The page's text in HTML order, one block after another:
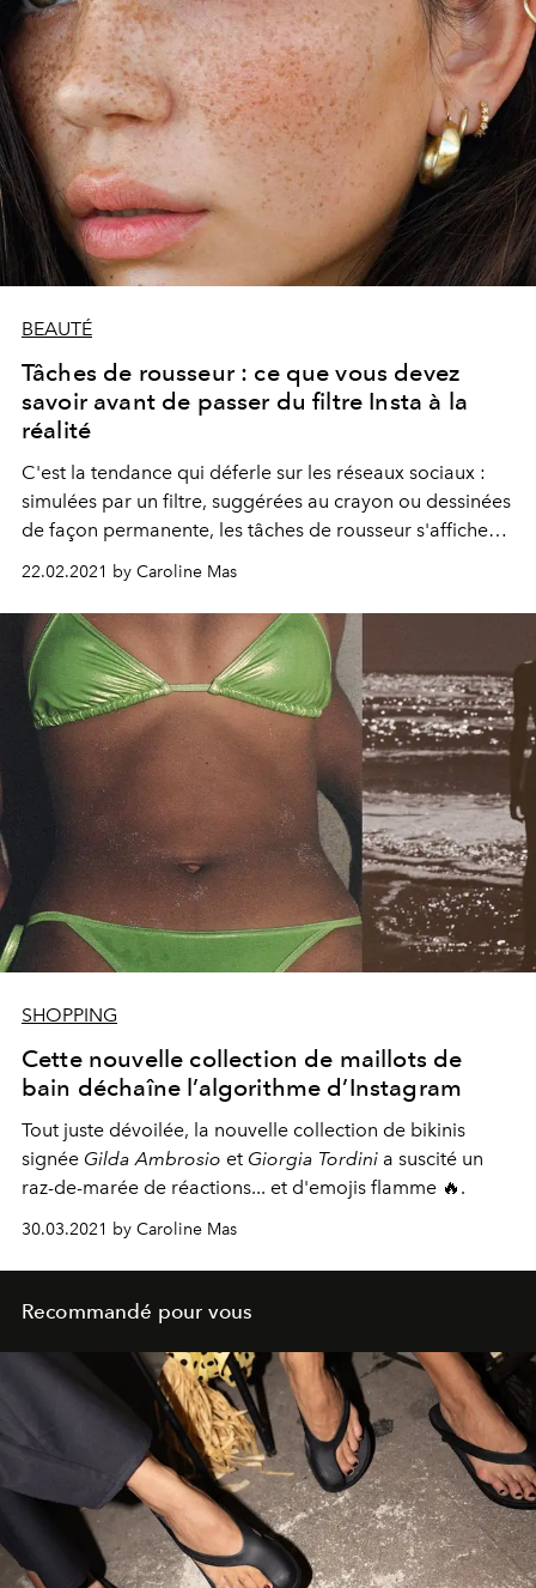
BEAUTÉ
Tâches de rousseur : ce que vous devez
savoir avant de passer du filtre Insta à la
réalité
C'est la tendance qui déferle sur les réseaux sociaux :
simulées par un filtre, suggérées au crayon ou dessinées
de façon permanente, les tâches de rousseur s'affichent
sur de nombreux visages, dont celui de l'influençeuse et
mannequin française Clara Berry.
22.02.2021 by Caroline Mas
SHOPPING
Cette nouvelle collection de maillots de
bain déchaîne l’algorithme d’Instagram
Tout juste dévoilée, la nouvelle collection de bikinis
signée Gilda Ambrosio et Giorgia Tordini a suscité un
raz-de-marée de réactions... et d'emojis flamme 🔥.
30.03.2021 by Caroline Mas
Recommandé pour vous